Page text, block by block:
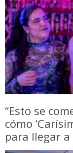
“Esto se
cómo
para llegar